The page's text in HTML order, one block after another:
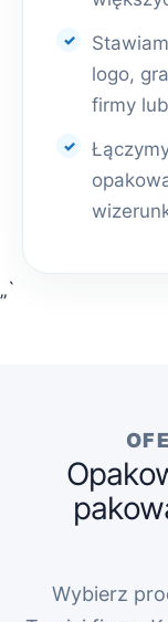
logo,
firmy
„`
Wybierz